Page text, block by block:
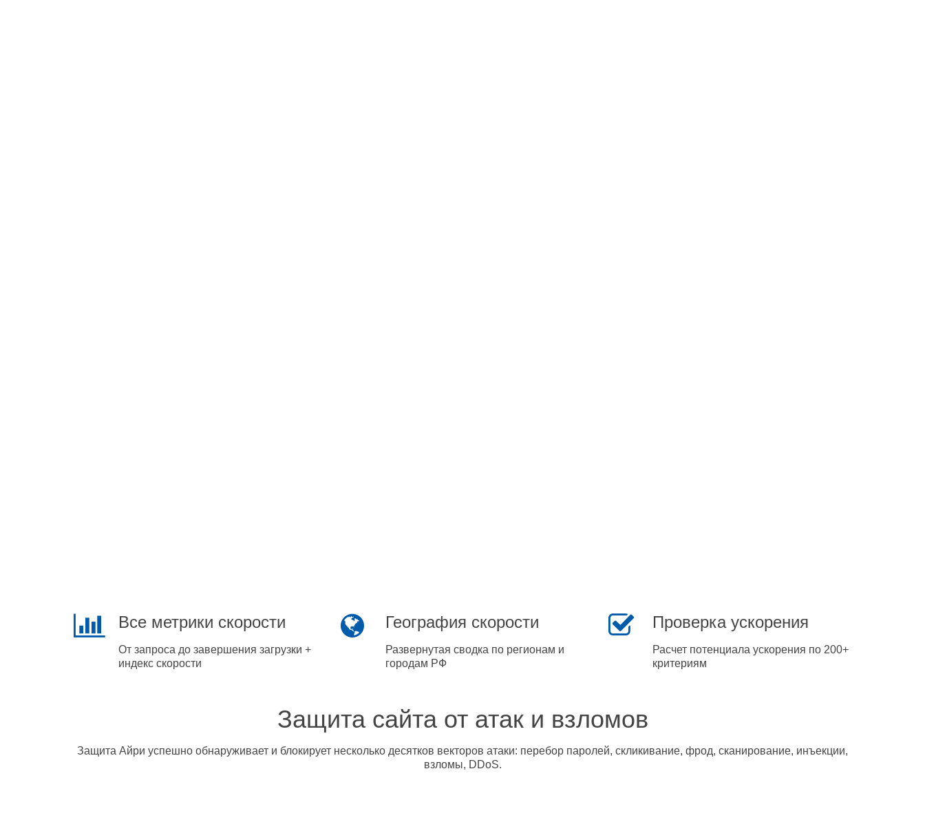
Все метрики скорости
От запроса до завершения загрузки +
индекс скорости
География скорости
Развернутая сводка по регионам и
городам РФ
Проверка ускорения
Расчет потенциала ускорения по 200+
критериям
Защита сайта от атак и взломов
Защита Айри успешно обнаруживает и блокирует несколько десятков векторов атаки: перебор паролей, скликивание, фрод, сканирование, инъекции,
взломы, DDoS.